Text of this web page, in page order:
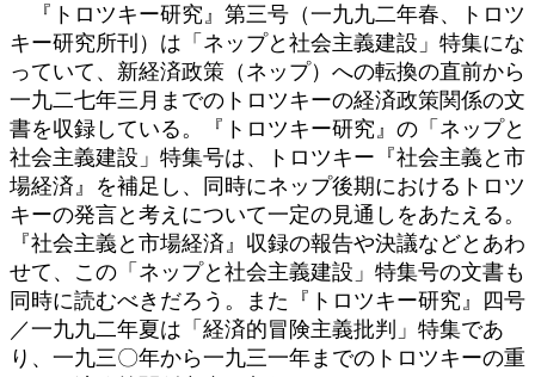
『トロツキー研究』第三号（一九九二年春、トロツ
キー研究所刊）は「ネップと社会主義建設」特集にな
っていて、新経済政策（ネップ）への転換の直前から
一九二七年三月までのトロツキーの経済政策関係の文
書を収録している。『トロツキー研究』の「ネップと
社会主義建設」特集号は、トロツキー『社会主義と市
場経済』を補足し、同時にネップ後期におけるトロツ
キーの発言と考えについて一定の見通しをあたえる。
『社会主義と市場経済』収録の報告や決議などとあわ
せて、この「ネップと社会主義建設」特集号の文書も
同時に読むべきだろう。また『トロツキー研究』四号
／一九九二年夏は「経済的冒険主義批判」特集であ
り、一九三〇年から一九三一年までのトロツキーの重